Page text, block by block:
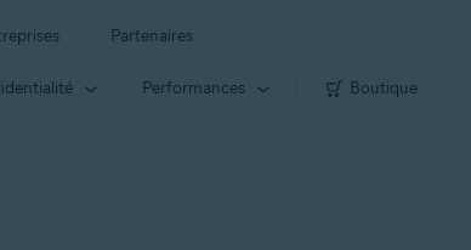
Partenaires
Performances Boutique